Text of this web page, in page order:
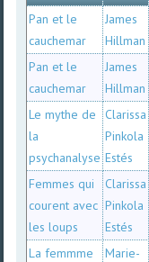
Pan et le
cauchemar
James
Hillman
Pan et le
cauchemar
James
Hillman
Le mythe de
la
psychanalyse
Clarissa
Pinkola
Estés
Femmes qui
courent avec
les loups
Clarissa
Pinkola
Estés
La femmme
Marie-